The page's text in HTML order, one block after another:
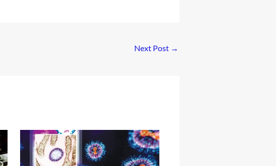
Next Post →